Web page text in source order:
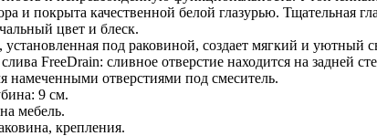
и покрыта качественной белой глазурью. Тщательная
цвет и блеск.
установленная под раковиной, создает мягкий и уютный
FreeDrain: сливное отверстие находится на задней
отверстиями под смеситель.
9 см.
мебель.
крепления.